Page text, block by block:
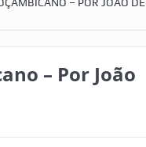
– Por João